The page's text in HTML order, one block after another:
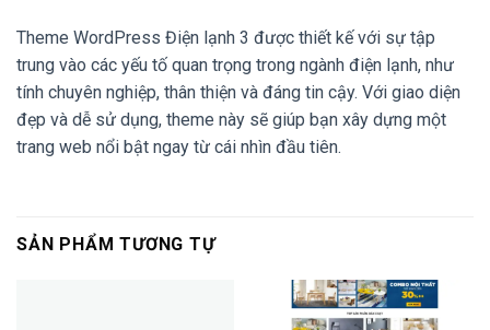
Theme WordPress Điện lạnh 3 được thiết kế với sự tập
trung vào các yếu tố quan trọng trong ngành điện lạnh, như
tính chuyên nghiệp, thân thiện và đáng tin cậy. Với giao diện
đẹp và dễ sử dụng, theme này sẽ giúp bạn xây dựng một
trang web nổi bật ngay từ cái nhìn đầu tiên.
SẢN PHẨM TƯƠNG TỰ